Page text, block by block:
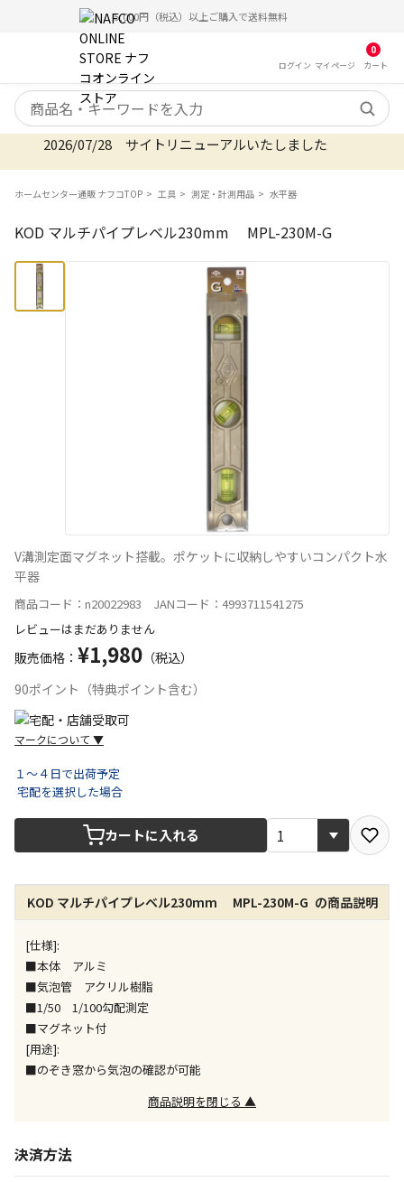
5,000円（税込）以上ご購入で送料無料
ログイン マイ ページ
0
カート
検索キーワード
2026/07/28 サイトリニューアルいたしました
ホームセンター通販 ナフコTOP 工具 測定・計測用品 水平器
KOD マルチパイプレベル230mm MPL-230M-G
V溝測定面マグネット搭載。ポケットに収納しやすいコンパクト水
平器
商品コード：n20022983 JANコード：4993711541275
レビューはまだありません
販売価格： ¥1,980 （税込）
90ポイント（特典ポイント含む）
マークについて ▼
できません）
※同時購入の商品は、全て同じ店舗での受取となりま
す
特定の店舗のみで受取ができる商品です（宅配便での
お届けができません）
※同時購入の商品は、全て同じ店舗での受取となりま
す
※ほか商品との同時購入はできません。お手数です
が、ご購入手続きを分けてお買い求めください
※支払い方法の代金引換は選択できません。
１～４日で出荷予定
宅配を選択した場合
カートに入れる
KOD マルチパイプレベル230mm MPL-230M-G の商品説明
[仕様]:
■本体 アルミ
■気泡管 アクリル樹脂
■1/50 1/100勾配測定
■マグネット付
[用途]:
■のぞき窓から気泡の確認が可能
商品説明を閉じる ▲
決済方法